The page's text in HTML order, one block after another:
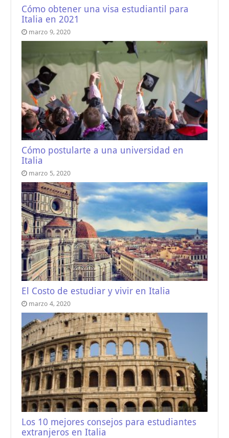
Cómo obtener una visa estudiantil para
Italia en 2021
marzo 9, 2020
Cómo postularte a una universidad en
Italia
marzo 5, 2020
El Costo de estudiar y vivir en Italia
marzo 4, 2020
Los 10 mejores consejos para estudiantes
extranjeros en Italia